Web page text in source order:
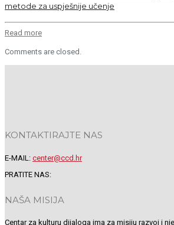
metode za uspješnije učenje
Read more
Comments are closed.
KONTAKTIRAJTE NAS
E-MAIL: center@ccd.hr
PRATITE NAS:
NAŠA MISIJA
Centar za kulturu dijaloga ima za misiju razvoj i